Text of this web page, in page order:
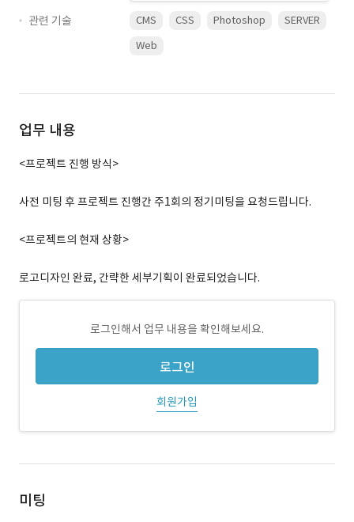
관련 기술
CMS CSS Photoshop
SERVER
Web
업무 내용
<프로젝트 진행 방식>
사전 미팅 후 프로젝트 진행간 주1회의 정기미팅을 요청드립니다.
<프로젝트의 현재 상황>
로고디자인 완료, 간략한 세부기획이 완료되었습니다.
로그인해서 업무 내용을 확인해보세요.
로그인
회원가입
미팅